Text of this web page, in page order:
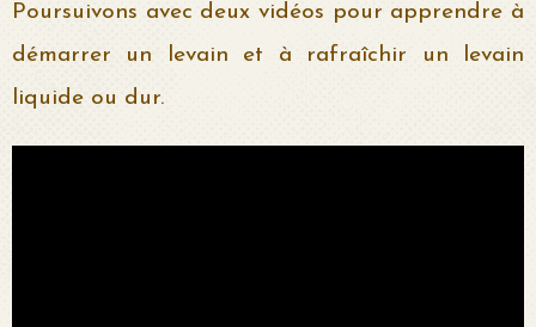
Poursuivons avec deux vidéos pour apprendre à
démarrer un levain et à rafraîchir un levain
liquide ou dur.